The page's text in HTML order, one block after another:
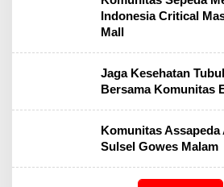
Indonesia Critical
Mall
Jaga Kesehatan
Bersama Komunitas
Komunitas Assapeda
Sulsel Gowes Malam